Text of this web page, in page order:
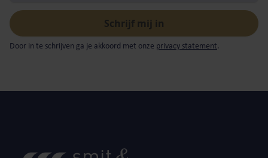
Door in te schrijven ga je akkoord met onze privacy statement.